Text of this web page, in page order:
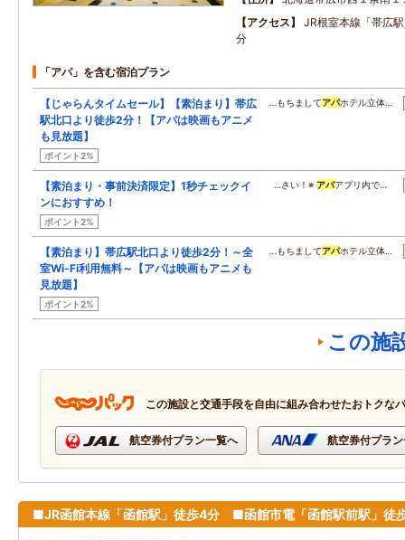
アクセス
JR根室本線「帯広
分
「アパ」を含む宿泊プラン
【じゃらんタイムセール】【素泊まり】帯広
駅北口より徒歩2分！【アパは映画もアニメ
も見放題】
ポイント2%
…もちましてアパホテル立体…
【素泊まり・事前決済限定】1秒チェックイ
ンにおすすめ！
ポイント2%
…さい！※ アパアプリ内で…
【素泊まり】帯広駅北口より徒歩2分！～全
室Wi-Fi利用無料～【アパは映画もアニメも
見放題】
ポイント2%
…もちましてアパホテル立体…
この施
この施設と交通手段を自由に組み合わせたおトクな
航空券付プラン一覧へ 航空券付プラ
■JR函館本線「函館駅」徒歩4分 ■函館市電「函館駅前駅」徒